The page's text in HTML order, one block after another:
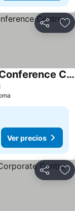
Compartir
Delta Hotels Toronto Airport & Conference Centre
Ver precios
Compartir